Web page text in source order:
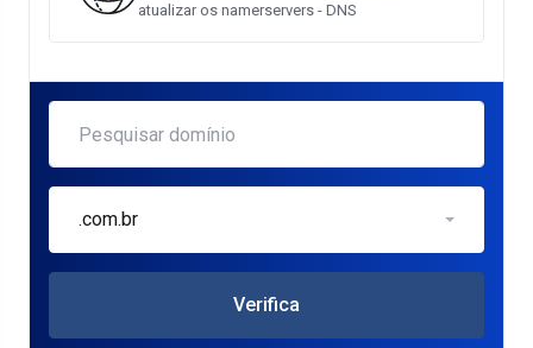
atualizar os namerservers - DNS
.com.br
Verifica